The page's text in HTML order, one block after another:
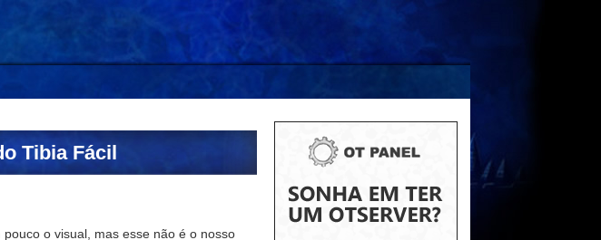
Tibia Fácil
o visual, mas esse não é o nosso